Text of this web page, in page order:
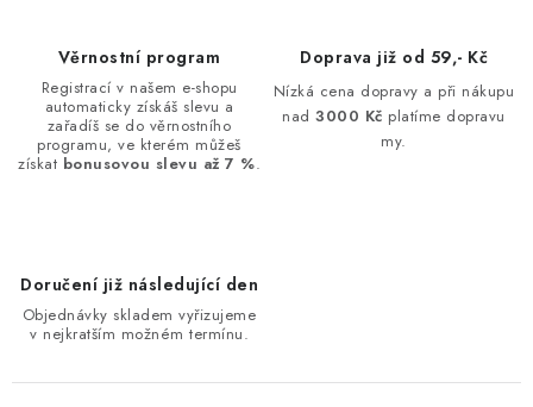
Věrnostní program
Registrací v našem e-shopu
automaticky získáš slevu a
zařadíš se do věrnostního
programu, ve kterém můžeš
získat bonusovou slevu až 7 %.
Doprava již od 59,- Kč
Nízká cena dopravy a při nákupu
nad3000 Kč platíme dopravu
my.
Doručení již následující den
Objednávky skladem vyřizujeme
v nejkratším možném termínu.